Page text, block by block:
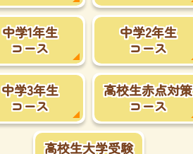
中学1年生
コース
中学2年生
コース
中学3年生
コース
高校生赤点対策
コース
高校生大学受験